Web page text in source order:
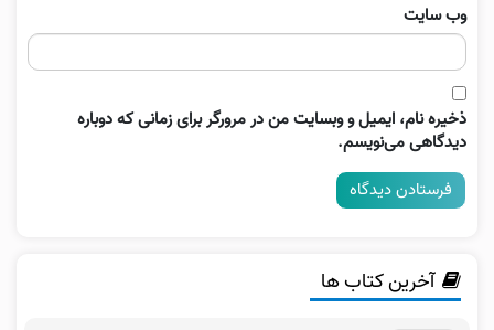
وب‌ سایت
ذخیره نام، ایمیل و وبسایت من در مرورگر برای زمانی که دوباره
دیدگاهی می‌نویسم.
آخرین کتاب ها